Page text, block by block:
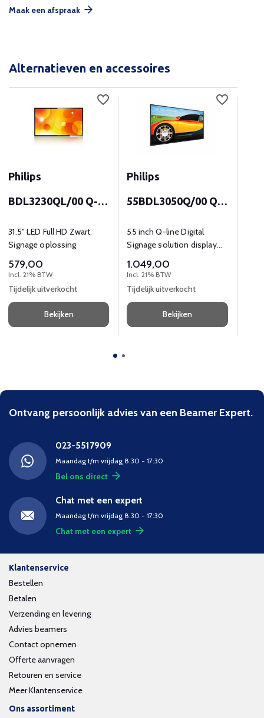
Maak een afspraak
Alternatieven en accessoires
Philips
BDL3230QL/00 Q-
line
31.5" LED Full HD Zwart.
Signage oplossing
579,00
Incl. 21% BTW
Tijdelijk uitverkocht
Bekijken
Philips
55BDL3050Q/00 Q-
line
55 inch Q-line Digital
Signage solution display
resolutie en 350 cd/m2.
1.049,00
Incl. 21% BTW
Tijdelijk uitverkocht
Bekijken
Ontvang persoonlijk advies van een Beamer Expert.
023-5517909
Maandag t/m vrijdag 8.30 - 17:30
Bel ons direct
Chat met een expert
Maandag t/m vrijdag 8.30 - 17:30
Chat met een expert
Klantenservice
Bestellen
Betalen
Verzending en levering
Advies beamers
Contact opnemen
Offerte aanvragen
Retouren en service
Meer Klantenservice
Ons assortiment